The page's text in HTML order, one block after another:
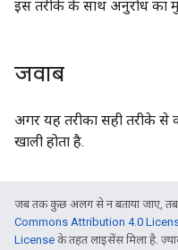
इस तरीके के साथ अनुरोध का
जवाब
अगर यह तरीका सही तरीके से
खाली होता है.
जब तक कुछ अलग से न बताया जाए, तब
Commons Attribution 4.0
License के तहत लाइसेंस मिला है.